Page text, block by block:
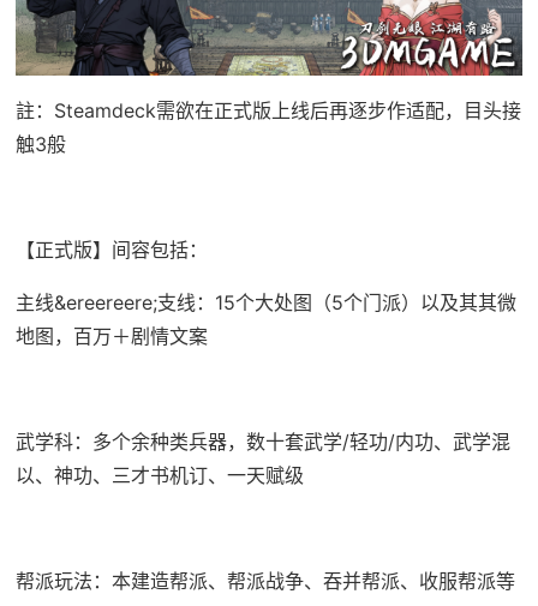
註：Steamdeck需欲在正式版上线后再逐步作适配，目头接
触3般
【正式版】间容包括：
主线&ereereere;支线：15个大处图（5个门派）以及其其微
地图，百万＋剧情文案
武学科：多个余种类兵器，数十套武学/轻功/内功、武学混
以、神功、三才书机订、一天赋级
帮派玩法：本建造帮派、帮派战争、吞并帮派、收服帮派等